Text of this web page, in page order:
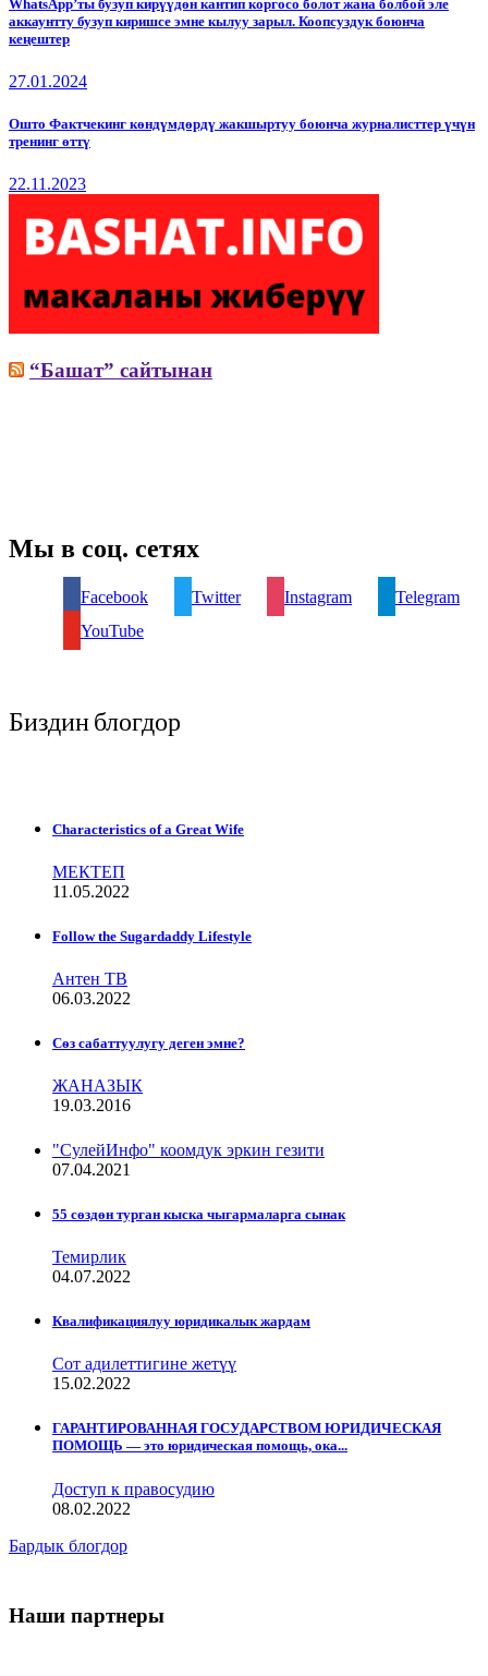
WhatsApp’ты бузуп кирүүдөн кантип коргосо болот жана болбой эле
аккаунтту бузуп киришсе эмне кылуу зарыл. Коопсуздук боюнча
кеңештер
27.01.2024
Ошто Фактчекинг көндүмдөрдү жакшыртуу боюнча журналисттер үчүн
тренинг өттү
22.11.2023
“Башат” сайтынан
Мы в соц. сетях
Facebook Twitter Instagram
Telegram
YouTube
Биздин блогдор
Characteristics of a Great Wife
МЕКТЕП
11.05.2022
Follow the Sugardaddy Lifestyle
Антен ТВ
06.03.2022
Сѳз сабаттуулугу деген эмне?
ЖАНАЗЫК
19.03.2016
"СулейИнфо" коомдук эркин гезити
07.04.2021
55 сөздөн турган кыска чыгармаларга сынак
Темирлик
04.07.2022
Квалификациялуу юридикалык жардам
Сот адилеттигине жетүү
15.02.2022
ГАРАНТИРОВАННАЯ ГОСУДАРСТВОМ ЮРИДИЧЕСКАЯ
ПОМОЩЬ — это юридическая помощь, ока...
Доступ к правосудию
08.02.2022
Бардык блогдор
Наши партнеры